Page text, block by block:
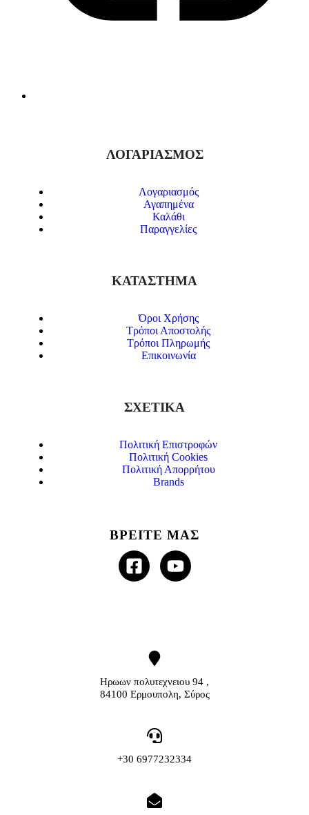
Ηρωων πολυτεχνειου 94 ,
84100 Ερμουπολη, Σύρος
+30 6977232334
ΛΟΓΑΡΙΑΣΜΟΣ
Λογαριασμός
Αγαπημένα
Καλάθι
Παραγγελίες
ΚΑΤΑΣΤΗΜΑ
Όροι Χρήσης
Τρόποι Αποστολής
Τρόποι Πληρωμής
Επικοινωνία
ΣΧΕΤΙΚΑ
Πολιτική Επιστροφών
Πολιτική Cookies
Πολιτική Απορρήτου
Brands
ΒΡΕΙΤΕ ΜΑΣ